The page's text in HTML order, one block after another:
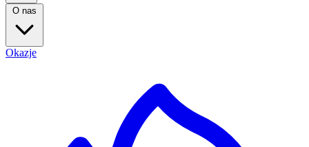
O nas
Okazje